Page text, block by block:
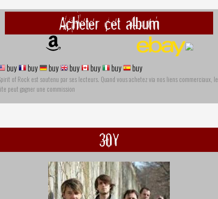
Acheter cet album
buy buy buy buy buy buy buy
of Rock est soutenu par ses lecteurs. Quand vous achetez via nos liens commerciaux, le
peut gagner une commission
30Y